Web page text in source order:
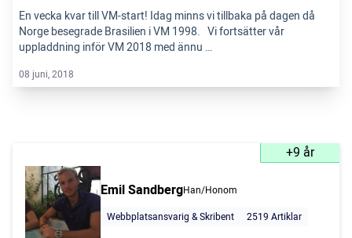
En vecka kvar till VM-start! Idag minns vi tillbaka på dagen då
Norge besegrade Brasilien i VM 1998. Vi fortsätter vår
uppladdning inför VM 2018 med ännu …
08 juni, 2018
+9 år
Emil SandbergHan/Honom
Webbplatsansvarig & Skribent
2519 Artiklar